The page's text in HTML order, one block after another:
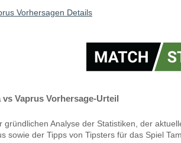
Vorhersagen Details
vs Vaprus Vorhersage-Urteil
gründlichen Analyse der Statistiken, der
sowie der Tipps von Tipsters für das Spiel